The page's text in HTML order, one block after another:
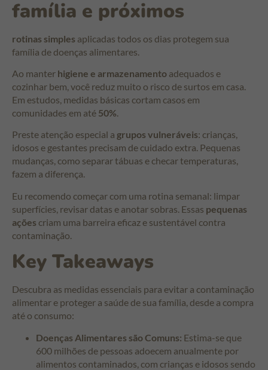
família e próximos
rotinas simples aplicadas todos os dias protegem sua
família de doenças alimentares.
Ao manter higiene e armazenamento adequados e
cozinhar bem, você reduz muito o risco de surtos em casa.
Em estudos, medidas básicas cortam casos em
comunidades em até 50%.
Preste atenção especial a grupos vulneráveis: crianças,
idosos e gestantes precisam de cuidado extra. Pequenas
mudanças, como separar tábuas e checar temperaturas,
fazem a diferença.
Eu recomendo começar com uma rotina semanal: limpar
superfícies, revisar datas e anotar sobras. Essas pequenas
ações criam uma barreira eficaz e sustentável contra
contaminação.
Key Takeaways
Descubra as medidas essenciais para evitar a contaminação
alimentar e proteger a saúde de sua família, desde a compra
até o consumo:
Doenças Alimentares são Comuns: Estima-se que
600 milhões de pessoas adoecem anualmente por
alimentos contaminados, com crianças e idosos sendo